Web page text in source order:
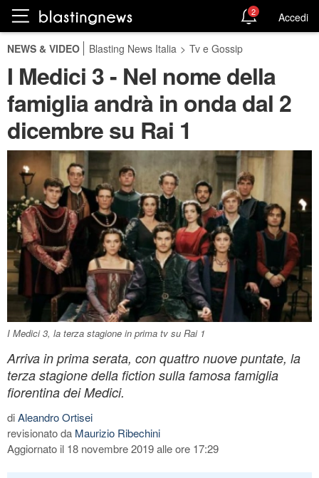
2 Accedi
NEWS & VIDEO Blasting News Italia > Tv e Gossip
I Medici 3 - Nel nome della
famiglia andrà in onda dal 2
dicembre su Rai 1
I Medici 3, la terza stagione in prima tv su Rai 1
Arriva in prima serata, con quattro nuove puntate, la
terza stagione della fiction sulla famosa famiglia
fiorentina dei Medici.
diAleandro Ortisei
revisionato da Maurizio Ribechini
Aggiornato il 18 novembre 2019 alle ore 17:29